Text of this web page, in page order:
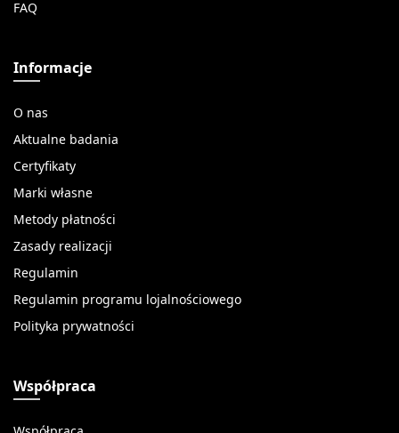
FAQ
Informacje
O nas
Aktualne badania
Certyfikaty
Marki własne
Metody płatności
Zasady realizacji
Regulamin
Regulamin programu lojalnościowego
Polityka prywatności
Współpraca